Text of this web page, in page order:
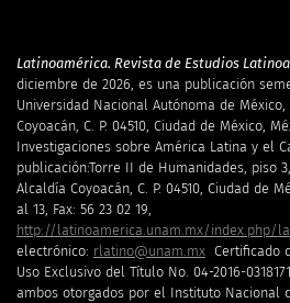
Latinoamérica. Revista de Estudios
diciembre de 2026, es una publicación
Universidad Nacional Autónoma de
Coyoacán, C. P. 04510, Ciudad de México,
Investigaciones sobre América Latina y el
publicación:Torre II de Humanidades, piso
Alcaldía Coyoacán, C. P. 04510, Ciudad de
al 13, Fax: 56 23 02 19,
http://latinoamerica.unam.mx/index.php/
electrónico: rlatino@unam.mx Certificado
Uso Exclusivo del Título No. 04-2016-
ambos otorgados por el Instituto Nacional